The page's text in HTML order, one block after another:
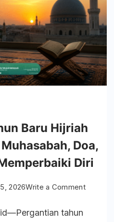
Baru Hijriah
Doa,
Diri
2026Write a Commenton
tahun